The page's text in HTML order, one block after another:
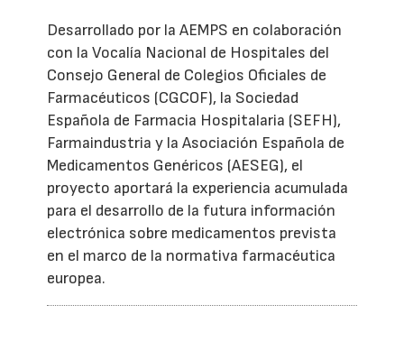
Desarrollado por la AEMPS en colaboración
con la Vocalía Nacional de Hospitales del
Consejo General de Colegios Oficiales de
Farmacéuticos (CGCOF), la Sociedad
Española de Farmacia Hospitalaria (SEFH),
Farmaindustria y la Asociación Española de
Medicamentos Genéricos (AESEG), el
proyecto aportará la experiencia acumulada
para el desarrollo de la futura información
electrónica sobre medicamentos prevista
en el marco de la normativa farmacéutica
europea.